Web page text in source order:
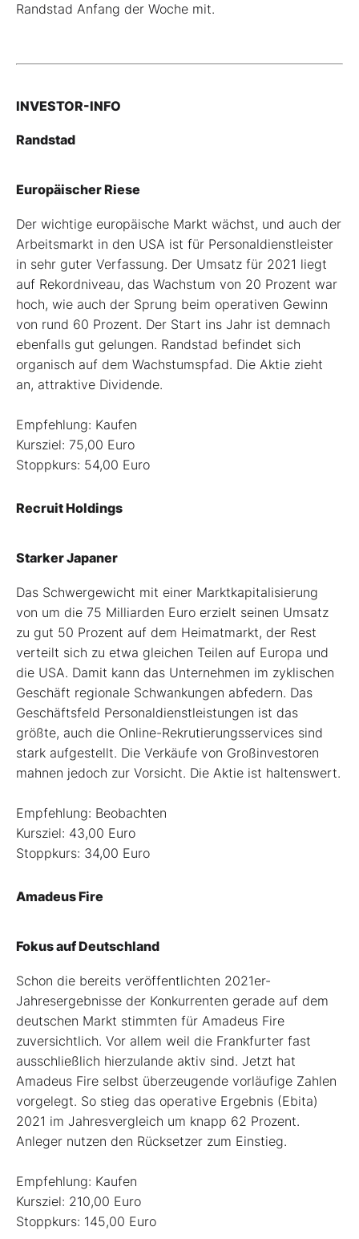
Randstad Anfang der Woche mit.
INVESTOR-INFO
Randstad
Europäischer Riese
Der wichtige europäische Markt wächst, und auch der
Arbeitsmarkt in den USA ist für Personaldienstleister
in sehr guter Verfassung. Der Umsatz für 2021 liegt
auf Rekordniveau, das Wachstum von 20 Prozent war
hoch, wie auch der Sprung beim operativen Gewinn
von rund 60 Prozent. Der Start ins Jahr ist demnach
ebenfalls gut gelungen. Randstad befindet sich
organisch auf dem Wachstumspfad. Die Aktie zieht
an, attraktive Dividende.
Empfehlung: Kaufen
Kursziel: 75,00 Euro
Stoppkurs: 54,00 Euro
Recruit Holdings
Starker Japaner
Das Schwergewicht mit einer Marktkapitalisierung
von um die 75 Milliarden Euro erzielt seinen Umsatz
zu gut 50 Prozent auf dem Heimatmarkt, der Rest
verteilt sich zu etwa gleichen Teilen auf Europa und
die USA. Damit kann das Unternehmen im zyklischen
Geschäft regionale Schwankungen abfedern. Das
Geschäftsfeld Personaldienstleistungen ist das
größte, auch die Online-Rekrutierungsservices sind
stark aufgestellt. Die Verkäufe von Großinvestoren
mahnen jedoch zur Vorsicht. Die Aktie ist haltenswert.
Empfehlung: Beobachten
Kursziel: 43,00 Euro
Stoppkurs: 34,00 Euro
Amadeus Fire
Fokus auf Deutschland
Schon die bereits veröffentlichten 2021er-
Jahresergebnisse der Konkurrenten gerade auf dem
deutschen Markt stimmten für Amadeus Fire
zuversichtlich. Vor allem weil die Frankfurter fast
ausschließlich hierzulande aktiv sind. Jetzt hat
Amadeus Fire selbst überzeugende vorläufige Zahlen
vorgelegt. So stieg das operative Ergebnis (Ebita)
2021 im Jahresvergleich um knapp 62 Prozent.
Anleger nutzen den Rücksetzer zum Einstieg.
Empfehlung: Kaufen
Kursziel: 210,00 Euro
Stoppkurs: 145,00 Euro